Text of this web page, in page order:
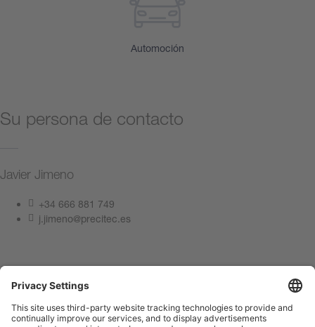
Automoción
Su persona de contacto
Javier Jimeno
+34 666 881 749
j.jimeno@precitec.es